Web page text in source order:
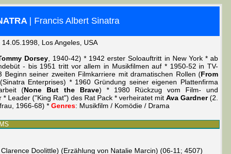
| Francis Albert Sinatra
Los Angeles, USA
Dorsey, 1940-42) * 1942 erster Soloauftritt in New York * ab
- bis 1951 tritt vor allem in Musikfilmen auf * 1950-52 in TV-
Beginn seiner zweiten Filmkarriere mit dramatischen Rollen (From
Enterprises) * 1960 Gründung seiner eigenen Plattenfirma
(None But the Brave) * 1980 Rückzug vom Film- und
Leader ("King Rat") des Rat Pack * verheiratet mit Ava Gardner(2.
1966-68) * Genres: Musikfilm / Komödie / Drama
Doolittle) (Erzählung von Natalie Marcin) (06-11; 4507)